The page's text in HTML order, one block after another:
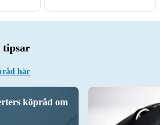
tipsar
här
köpråd om